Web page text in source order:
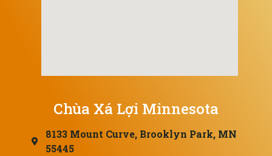
Chùa Xá Lợi Minnesota
8133 Mount Curve, Brooklyn Park, MN
55445